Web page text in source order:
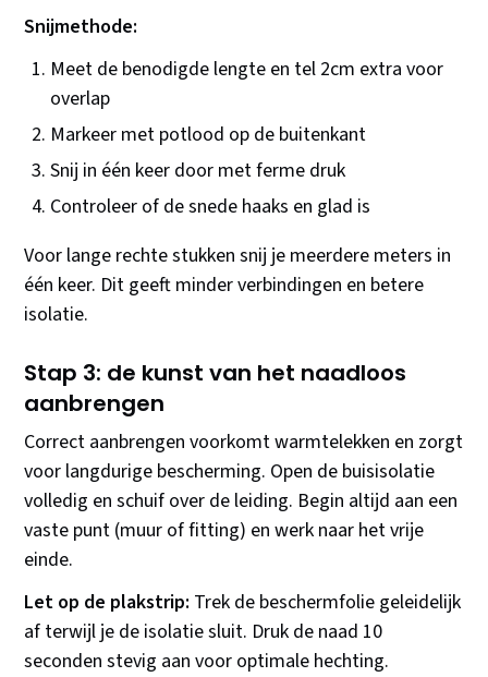
Snijmethode:
Meet de benodigde lengte en tel 2cm extra voor
overlap
Markeer met potlood op de buitenkant
Snij in één keer door met ferme druk
Controleer of de snede haaks en glad is
Voor lange rechte stukken snij je meerdere meters in
één keer. Dit geeft minder verbindingen en betere
isolatie.
Stap 3: de kunst van het naadloos
aanbrengen
Correct aanbrengen voorkomt warmtelekken en zorgt
voor langdurige bescherming. Open de buisisolatie
volledig en schuif over de leiding. Begin altijd aan een
vaste punt (muur of fitting) en werk naar het vrije
einde.
Let op de plakstrip: Trek de beschermfolie geleidelijk
af terwijl je de isolatie sluit. Druk de naad 10
seconden stevig aan voor optimale hechting.